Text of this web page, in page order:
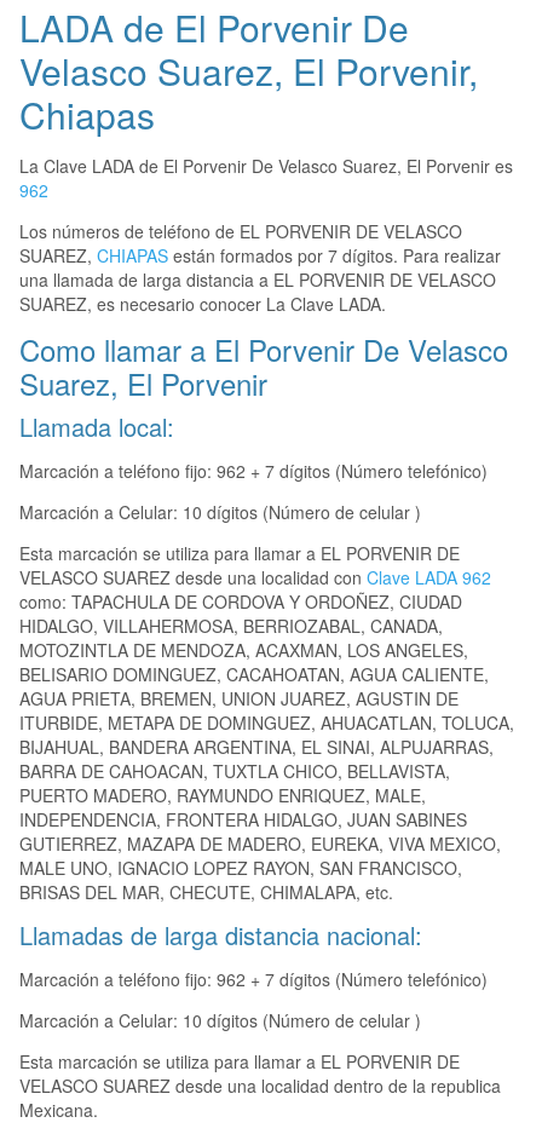
LADA de El Porvenir De
Velasco Suarez, El Porvenir,
Chiapas
La Clave LADA de El Porvenir De Velasco Suarez, El Porvenir es
962
Los números de teléfono de EL PORVENIR DE VELASCO
SUAREZ, CHIAPAS están formados por 7 dígitos. Para realizar
una llamada de larga distancia a EL PORVENIR DE VELASCO
SUAREZ, es necesario conocer La Clave LADA.
Como llamar a El Porvenir De Velasco
Suarez, El Porvenir
Llamada local:
Marcación a teléfono fijo: 962 + 7 dígitos (Número telefónico)
Marcación a Celular: 10 dígitos (Número de celular )
Esta marcación se utiliza para llamar a EL PORVENIR DE
VELASCO SUAREZ desde una localidad con Clave LADA 962
como: TAPACHULA DE CORDOVA Y ORDOÑEZ, CIUDAD
HIDALGO, VILLAHERMOSA, BERRIOZABAL, CANADA,
MOTOZINTLA DE MENDOZA, ACAXMAN, LOS ANGELES,
BELISARIO DOMINGUEZ, CACAHOATAN, AGUA CALIENTE,
AGUA PRIETA, BREMEN, UNION JUAREZ, AGUSTIN DE
ITURBIDE, METAPA DE DOMINGUEZ, AHUACATLAN, TOLUCA,
BIJAHUAL, BANDERA ARGENTINA, EL SINAI, ALPUJARRAS,
BARRA DE CAHOACAN, TUXTLA CHICO, BELLAVISTA,
PUERTO MADERO, RAYMUNDO ENRIQUEZ, MALE,
INDEPENDENCIA, FRONTERA HIDALGO, JUAN SABINES
GUTIERREZ, MAZAPA DE MADERO, EUREKA, VIVA MEXICO,
MALE UNO, IGNACIO LOPEZ RAYON, SAN FRANCISCO,
BRISAS DEL MAR, CHECUTE, CHIMALAPA, etc.
Llamadas de larga distancia nacional:
Marcación a teléfono fijo: 962 + 7 dígitos (Número telefónico)
Marcación a Celular: 10 dígitos (Número de celular )
Esta marcación se utiliza para llamar a EL PORVENIR DE
VELASCO SUAREZ desde una localidad dentro de la republica
Mexicana.